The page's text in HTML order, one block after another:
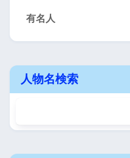
有名人
人物名検索